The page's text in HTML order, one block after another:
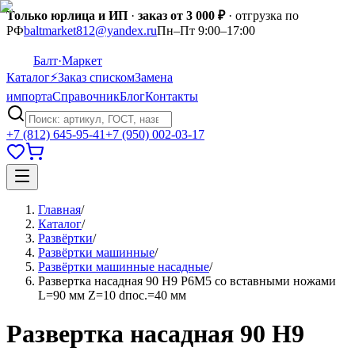
Только юрлица и ИП · заказ от 3 000 ₽· отгрузка по
РФbaltmarket812@yandex.ruПн–Пт 9:00–17:00
Балт·Маркет
Каталог⚡Заказ спискомЗамена
импортаСправочникБлогКонтакты
+7 (812) 645-95-41+7 (950) 002-03-17
Главная/
Каталог/
Развёртки/
Развёртки машинные/
Развёртки машинные насадные/
Развертка насадная 90 Н9 Р6М5 со вставными ножами
L=90 мм Z=10 dпос.=40 мм
Развертка насадная 90 Н9